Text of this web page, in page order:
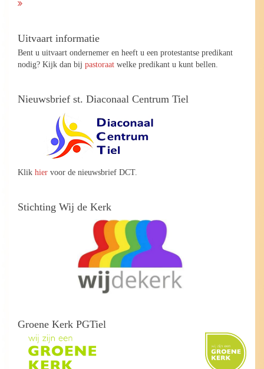
Uitvaart informatie
Bent u uitvaart ondernemer en heeft u een protestantse predikant
nodig? Kijk dan bij pastoraat welke predikant u kunt bellen.
Nieuwsbrief st. Diaconaal Centrum Tiel
Klik hier voor de nieuwsbrief DCT.
Stichting Wij de Kerk
Groene Kerk PGTiel